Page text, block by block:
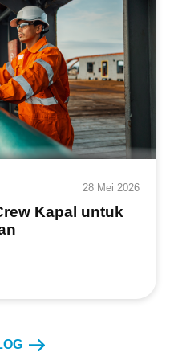
28 Mei 2026
Kapal untuk